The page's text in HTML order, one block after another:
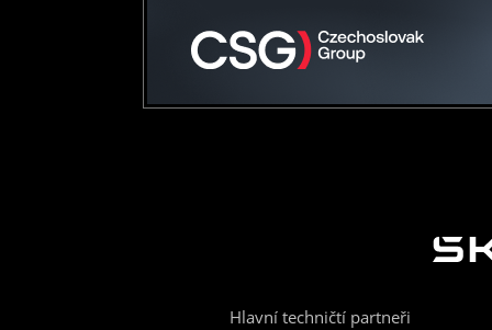
Hlavní techničtí partneři